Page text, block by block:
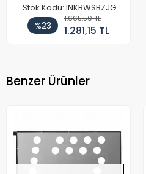
Stok Kodu: INKBWSBZJG
%23
1.665,50 TL
1.281,15 TL
Benzer Ürünler